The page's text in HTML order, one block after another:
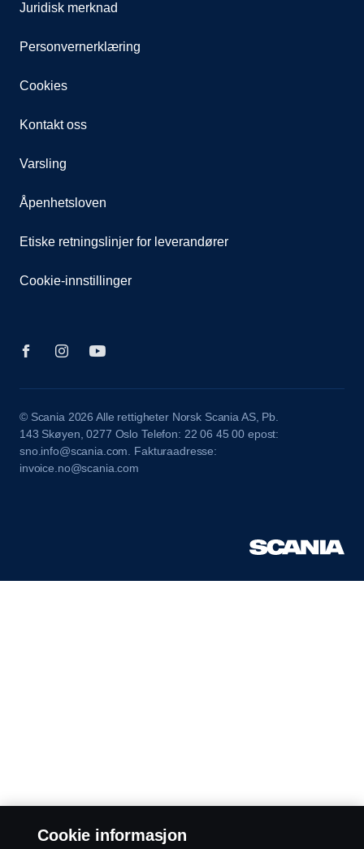
Juridisk merknad
Personvernerklæring
Cookies
Kontakt oss
Varsling
Åpenhetsloven
Etiske retningslinjer for leverandører
Cookie-innstillinger
© Scania 2026 Alle rettigheter Norsk Scania AS, Pb.
143 Skøyen, 0277 Oslo Telefon: 22 06 45 00 epost:
sno.info@scania.com. Fakturaadresse:
invoice.no@scania.com
Cookie informasjon